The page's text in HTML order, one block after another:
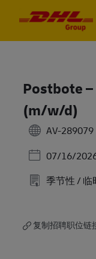
Postbote
(m/w/d)
AV-289079
Posted Date
07/16/
季节性 / 临
复制招聘职位链